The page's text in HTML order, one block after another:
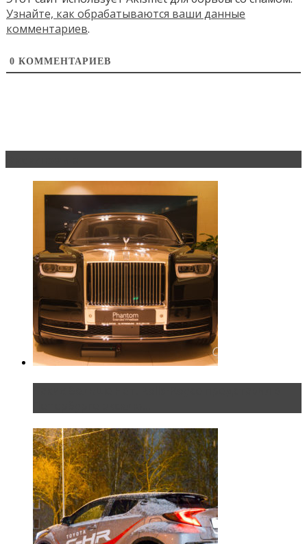
Узнайте, как обрабатываются ваши данные
комментариев.
0 КОММЕНТАРИЕВ